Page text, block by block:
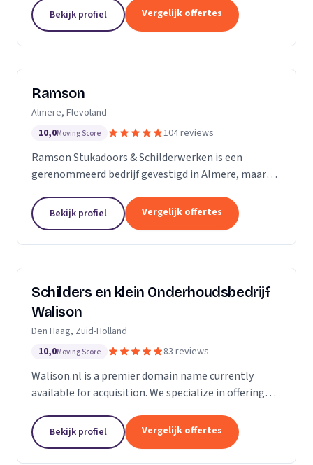
Bekijk profiel Vergelijk offertes
Ramson
Almere, Flevoland
10,0Moving Score 104 reviews
Ramson Stukadoors & Schilderwerken is een
gerenommeerd bedrijf gevestigd in Almere, maar
Of u nu in Amsterdam, Harderwijk, Amersfoort of
elders...
Bekijk profiel Vergelijk offertes
Schilders en klein Onderhoudsbedrijf
Walison
Den Haag, Zuid-Holland
10,0Moving Score 83 reviews
Walison.nl is a premier domain name currently
available for acquisition. We specialize in offering
to significantly enhance your digital presence. Our...
Bekijk profiel Vergelijk offertes